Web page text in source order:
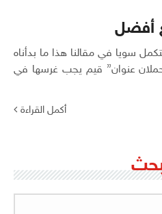
أفضل
سويا في مقالنا هذا ما بدأناه
عنوان” قيم يجب غرسها في
أكمل القراءة